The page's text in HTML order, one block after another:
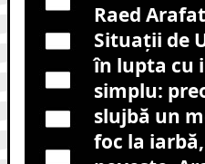
Raed
Situații de
în lupta cu
simplu:
slujbă un
foc la